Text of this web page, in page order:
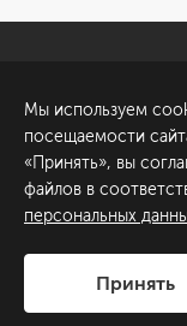
ул. Академика
к1
+7 (812) 200-
Сделано в
Мы используем
посещаемости
«Принять», вы
файлов в
персональных
Принять